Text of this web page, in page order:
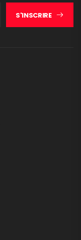
S'INSCRIRE